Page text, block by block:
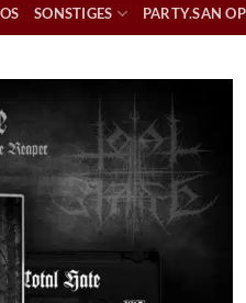
SONSTIGES PARTY.SAN